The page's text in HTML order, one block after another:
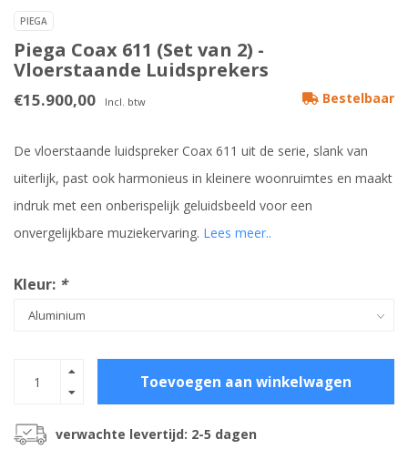
PIEGA
Piega Coax 611 (Set van 2) -
Vloerstaande Luidsprekers
€15.900,00 Incl. btw Bestelbaar
De vloerstaande luidspreker Coax 611 uit de serie, slank van
uiterlijk, past ook harmonieus in kleinere woonruimtes en maakt
indruk met een onberispelijk geluidsbeeld voor een
onvergelijkbare muziekervaring. Lees meer..
Kleur: *
Toevoegen aan winkelwagen
verwachte levertijd: 2-5 dagen